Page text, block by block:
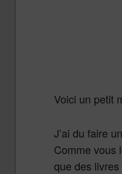
Voici un petit
J’ai du faire
Comme vous
que des livres